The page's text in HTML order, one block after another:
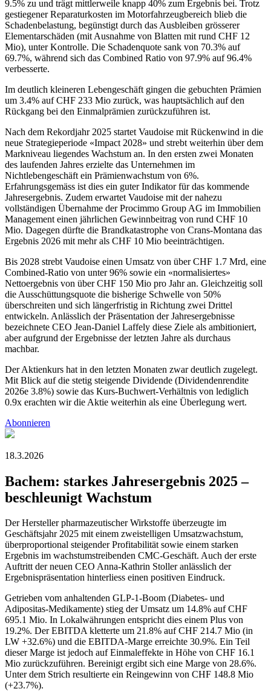
9.5% zu und trägt mittlerweile knapp 40% zum Ergebnis bei. Trotz
gestiegener Reparaturkosten im Motorfahrzeugbereich blieb die
Schadenbelastung, begünstigt durch das Ausbleiben grösserer
Elementarschäden (mit Ausnahme von Blatten mit rund CHF 12
Mio), unter Kontrolle. Die Schadenquote sank von 70.3% auf
69.7%, während sich das Combined Ratio von 97.9% auf 96.4%
verbesserte.
Im deutlich kleineren Lebengeschäft gingen die gebuchten Prämien
um 3.4% auf CHF 233 Mio zurück, was hauptsächlich auf den
Rückgang bei den Einmalprämien zurückzuführen ist.
Nach dem Rekordjahr 2025 startet Vaudoise mit Rückenwind in die
neue Strategieperiode «Impact 2028» und strebt weiterhin über dem
Markniveau liegendes Wachstum an. In den ersten zwei Monaten
des laufenden Jahres erzielte das Unternehmen im
Nichtlebengeschäft ein Prämienwachstum von 6%.
Erfahrungsgemäss ist dies ein guter Indikator für das kommende
Jahresergebnis. Zudem erwartet Vaudoise mit der nahezu
vollständigen Übernahme der Procimmo Group AG im Immobilien
Management einen jährlichen Gewinnbeitrag von rund CHF 10
Mio. Dagegen dürfte die Brandkatastrophe von Crans-Montana das
Ergebnis 2026 mit mehr als CHF 10 Mio beeinträchtigen.
Bis 2028 strebt Vaudoise einen Umsatz von über CHF 1.7 Mrd, eine
Combined-Ratio von unter 96% sowie ein «normalisiertes»
Nettoergebnis von über CHF 150 Mio pro Jahr an. Gleichzeitig soll
die Ausschüttungsquote die bisherige Schwelle von 50%
überschreiten und sich längerfristig in Richtung zwei Drittel
entwickeln. Anlässlich der Präsentation der Jahresergebnisse
bezeichnete CEO Jean-Daniel Laffely diese Ziele als ambitioniert,
aber aufgrund der Ergebnisse der letzten Jahre als durchaus
machbar.
Der Aktienkurs hat in den letzten Monaten zwar deutlich zugelegt.
Mit Blick auf die stetig steigende Dividende (Dividendenrendite
2026e 3.8%) sowie das Kurs-Buchwert-Verhältnis von lediglich
0.9x erachten wir die Aktie weiterhin als eine Überlegung wert.
Abonnieren
18.3.2026
Bachem: starkes Jahresergebnis 2025 –
beschleunigt Wachstum
Der Hersteller pharmazeutischer Wirkstoffe überzeugte im
Geschäftsjahr 2025 mit einem zweistelligen Umsatzwachstum,
überproportional steigender Profitabilität sowie einem starken
Ergebnis im wachstumstreibenden CMC-Geschäft. Auch der erste
Auftritt der neuen CEO Anna-Kathrin Stoller anlässlich der
Ergebnispräsentation hinterliess einen positiven Eindruck.
Getrieben vom anhaltenden GLP-1-Boom (Diabetes- und
Adipositas-Medikamente) stieg der Umsatz um 14.8% auf CHF
695.1 Mio. In Lokalwährungen entspricht dies einem Plus von
19.2%. Der EBITDA kletterte um 21.8% auf CHF 214.7 Mio (in
LW +32.6%) und die EBITDA-Marge erreichte 30.9%. Ein Teil
dieser Marge ist jedoch auf Einmaleffekte in Höhe von CHF 16.1
Mio zurückzuführen. Bereinigt ergibt sich eine Marge von 28.6%.
Unter dem Strich resultierte ein Reingewinn von CHF 148.8 Mio
(+23.7%).